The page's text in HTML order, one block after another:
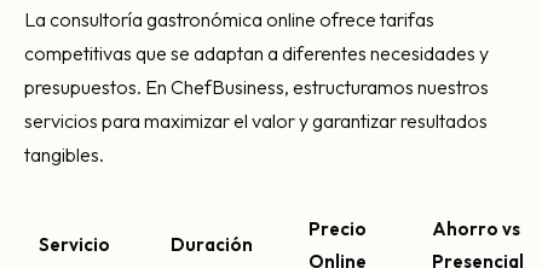
La consultoría gastronómica online ofrece tarifas
competitivas que se adaptan a diferentes necesidades y
presupuestos. En ChefBusiness, estructuramos nuestros
servicios para maximizar el valor y garantizar resultados
tangibles.
Servicio Duración
Precio
Online
Ahorro vs
Presencial